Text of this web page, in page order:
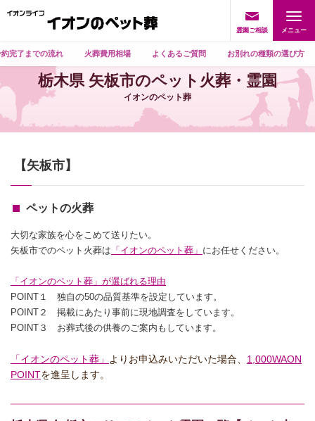
霊園ご相談
約完了までの流れ 火葬費用相場 よくあるご質問 お別れの種類の選び方
栃木県 矢板市のペット火葬・霊園
イオンのペット葬
【矢板市】
ペットの火葬
大切な家族を心をこめて送りたい。
矢板市でのペット火葬は 「イオンのペット葬」 にお任せください。
「イオンのペット葬」が選ばれる理由
POINT１ 独自の50の品質基準を設定しています。
POINT２ 掲載にあたり事前に現地調査をしています。
POINT３ お葬式後の供養のご案内もしています。
「イオンのペット葬」 よりお申込みいただいた場合、 1,000WAON
POINTを進呈します。